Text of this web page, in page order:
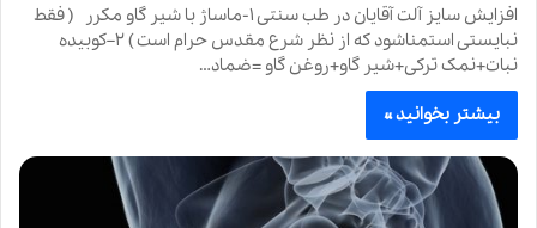
افزایش سایز آلت آقایان در طب سنتی ۱-ماساژ با شیر گاو مکرر ( فقط
نبایستی استمناشود که از نظر شرع مقدس حرام است ) ۲–کوبیده
نبات+نمک ترکی+شیر گاو+روغن گاو =ضماد…
بیشتر بخوانید »